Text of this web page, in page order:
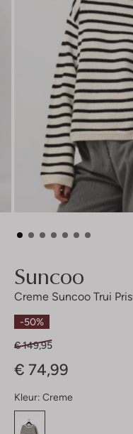
Suncoo
Creme Suncoo Trui
-50%
€ 149,95
€ 74,99
Kleur: Creme